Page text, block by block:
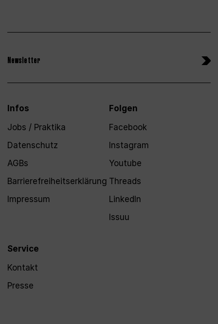
Newsletter
Infos
Jobs / Praktika
Datenschutz
AGBs
Barrierefreiheitserklärung
Impressum
Service
Kontakt
Presse
Folgen
Facebook
Instagram
Youtube
Threads
LinkedIn
Issuu